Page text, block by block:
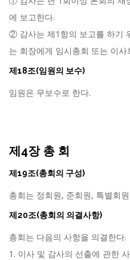
에 보고한다.
② 감사는 제1항의 보고를 하기
는 회장에게 임시총회 또는 이
제18조(임원의 보수)
임원은 무보수로 한다.
제4장 총 회
제19조(총회의 구성)
총회는 정회원, 준회원, 특별회
제20조(총회의 의결사항)
총회는 다음의 사항을 의결한다.
1. 이사 및 감사의 선출에 관한